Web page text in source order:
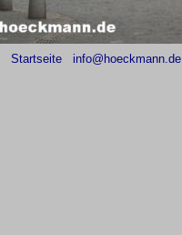
Startseite info@hoeckmann.de